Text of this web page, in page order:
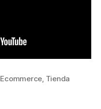
Ecommerce, Tienda